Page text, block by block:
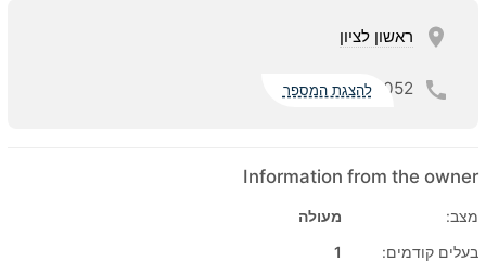
ראשון לציון
052 להצגת המספר
Information from the owner
מצב:
מעולה
בעלים קודמים:
1